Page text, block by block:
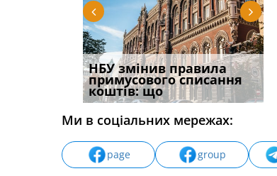
НБУ змінив правила
примусового списання
коштів: що
Водії можуть отримати
компенсацію за
незаконні дії
Ми в соціальних мережах:
page group